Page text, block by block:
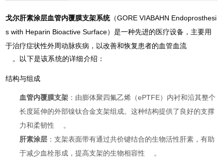
戈尔肝素涂层血管内覆膜支架系统（GORE VIABAHN Endoprosthesi
s with Heparin Bioactive Surface）是一种先进的医疗设备，主要用
于治疗症状性外周动脉疾病，以改善和恢复患者的血管血流
。以下是该系统的详细介绍：
结构与组成
血管内覆膜支架 ：由膨体聚四氟乙烯（ePTFE）内衬和沿其整个
长度延伸的外部镍钛合金支架组成。这种结构提供了良好的支撑
力和柔韧性
。
肝素涂层 ：支架表面带有通过共价键结合的生物活性肝素，有助
于减少血栓形成，提高支架的生物相容性
。